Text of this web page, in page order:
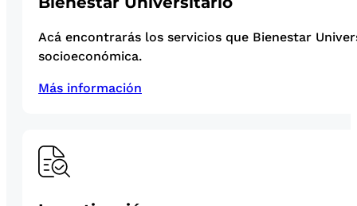
Acá encontrarás los servicios que Bienestar
socioeconómica.
Más información